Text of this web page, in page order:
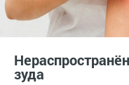
зуда